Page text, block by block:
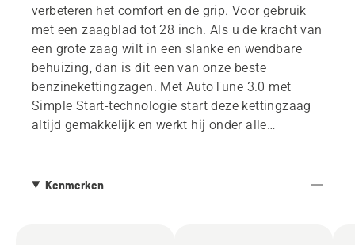
verbeteren het comfort en de grip. Voor gebruik
met een zaagblad tot 28 inch. Als u de kracht van
een grote zaag wilt in een slanke en wendbare
behuizing, dan is dit een van onze beste
benzinekettingzagen. Met AutoTune 3.0 met
Simple Start-technologie start deze kettingzaag
altijd gemakkelijk en werkt hij onder alle
snoeien en kappen van hardhout en grote
Kenmerken